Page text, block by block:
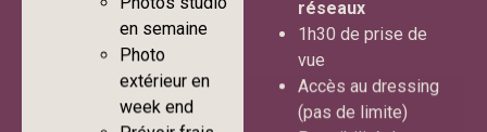
en semaine
Photo
extérieur en
week end
1h30 de prise de
vue
Accès au dressing
(pas de limite)
Possibilité de